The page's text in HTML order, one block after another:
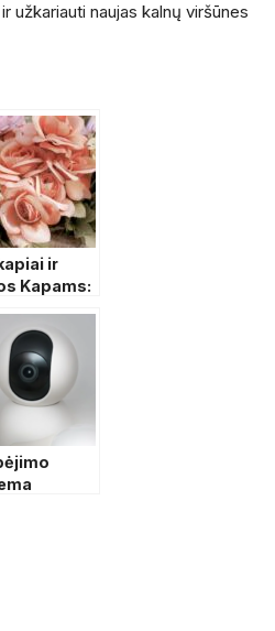
užkariauti naujas kalnų viršūnes
ir
Kapams: